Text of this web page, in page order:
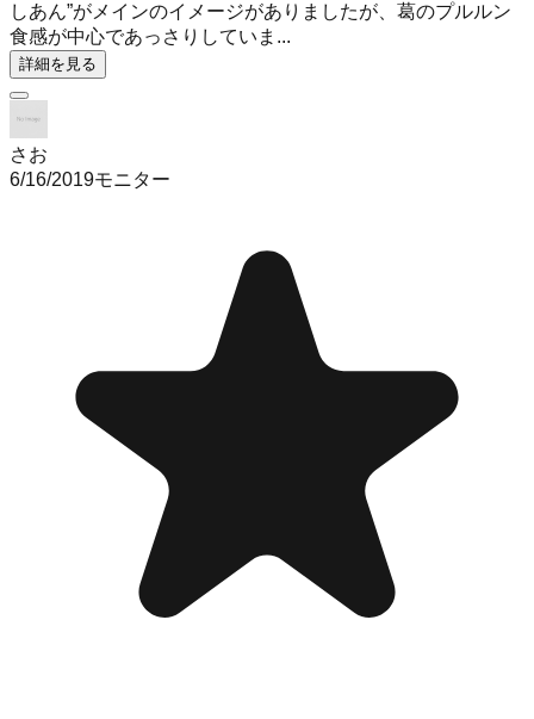
しあん”がメインのイメージがありましたが、葛のプルルン
食感が中心であっさりしていま...
詳細を見る
さお
6/16/2019モニター